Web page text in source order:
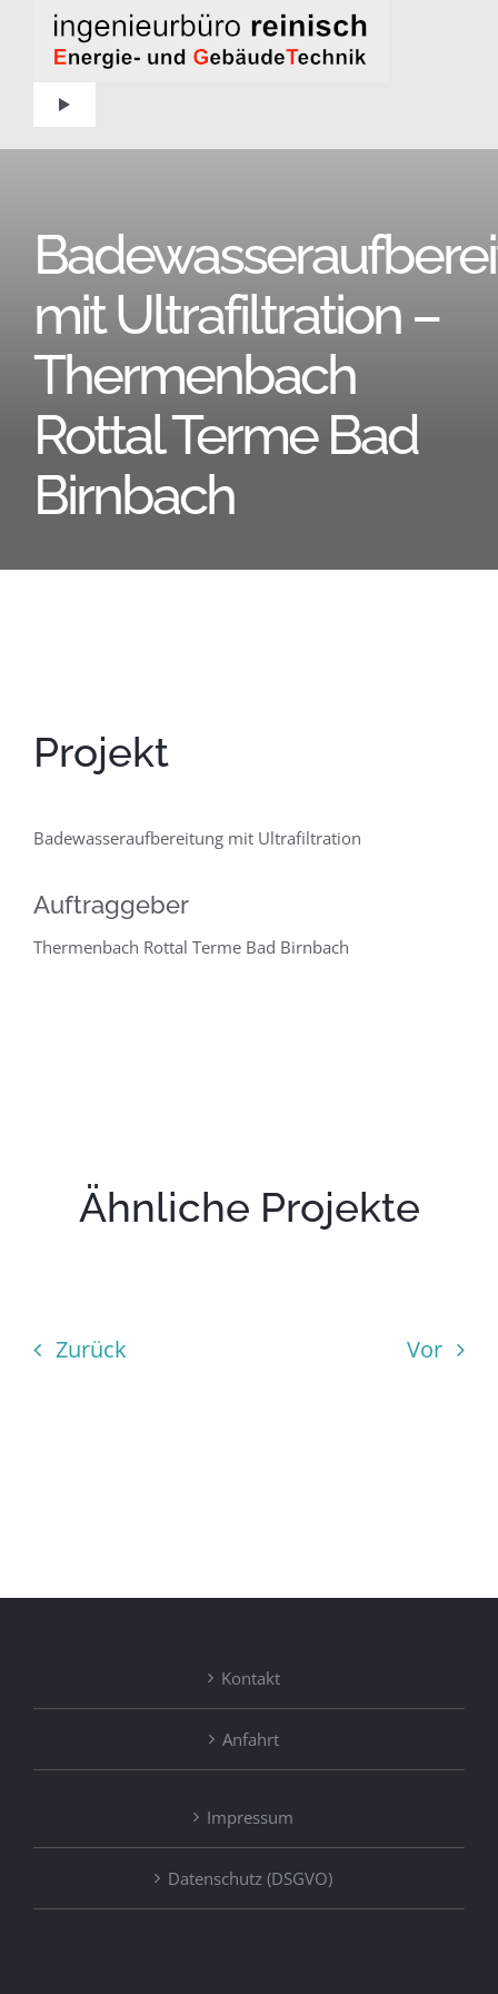
springen
Toggle
Aktuelles
Über uns
Projekte
Kontakt – Anfahrt
mit Ultrafiltration –
Thermenbach
Rottal Terme Bad
Birnbach
Projekt
Badewasseraufbereitung mit Ultrafiltration
Auftraggeber
Thermenbach Rottal Terme Bad Birnbach
Ähnliche Projekte
Zurück Vor
Kontakt
Anfahrt
Impressum
Datenschutz (DSGVO)